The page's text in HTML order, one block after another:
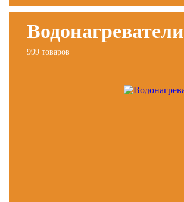
Водонагреватели
999 товаров